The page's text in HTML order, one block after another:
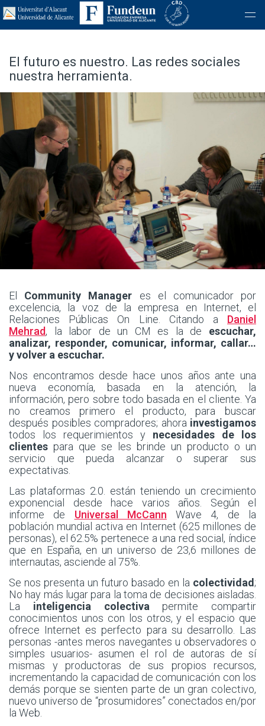
El futuro es nuestro. Las redes sociales
nuestra herramienta.
El Community Manager es el comunicador por
excelencia, la voz de la empresa en Internet, el
Relaciones Públicas On Line. Citando a Daniel
Mehrad, la labor de un CM es la de escuchar,
analizar, responder, comunicar, informar, callar…
y volver a escuchar.
Nos encontramos desde hace unos años ante una
nueva economía, basada en la atención, la
información, pero sobre todo basada en el cliente. Ya
no creamos primero el producto, para buscar
después posibles compradores; ahora investigamos
todos los requerimientos y necesidades de los
clientes para que se les brinde un producto o un
servicio que pueda alcanzar o superar sus
expectativas.
Las plataformas 2.0. están teniendo un crecimiento
exponencial desde hace varios años. Según el
informe de Universal McCann Wave 4, de la
población mundial activa en Internet (625 millones de
personas), el 62.5% pertenece a una red social, índice
que en España, en un universo de 23,6 millones de
internautas, asciende al 75%.
Se nos presenta un futuro basado en la colectividad;
No hay más lugar para la toma de decisiones aisladas.
La inteligencia colectiva permite compartir
conocimientos unos con los otros, y el espacio que
ofrece Internet es perfecto para su desarrollo. Las
personas -antes meros navegantes u observadores o
simples usuarios- asumen el rol de autoras de sí
mismas y productoras de sus propios recursos,
incrementando la capacidad de comunicación con los
demás porque se sienten parte de un gran colectivo,
nuevo universo de “prosumidores” conectados en/por
la Web.